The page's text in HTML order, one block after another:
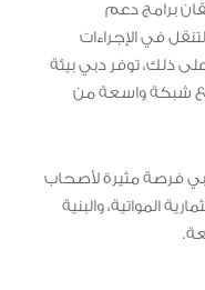
برامج دعم
في الإجراءات
ذلك، توفر دبي بيئة
مع شبكة واسعة من
فرصة مثيرة لأصحاب
المواتية، والبنية